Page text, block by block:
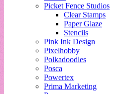
Picket Fence Studios
Clear Stamps
Paper Glaze
Stencils
Pink Ink Design
Pixelhobby
Polkadoodles
Posca
Powertex
Prima Marketing